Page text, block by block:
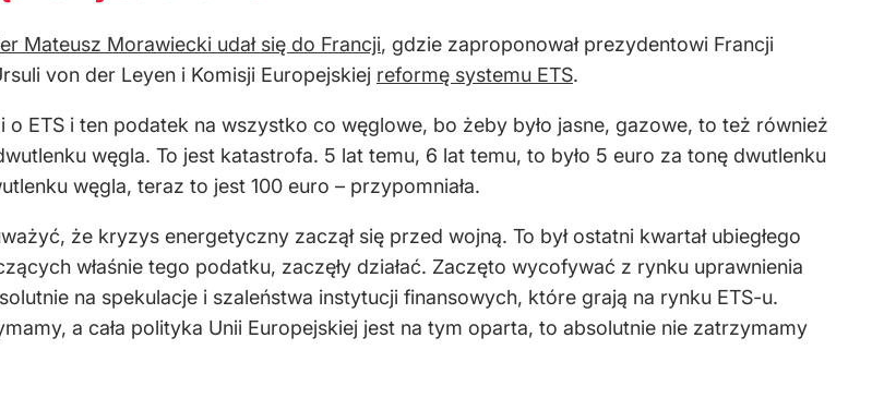
Mateusz Morawiecki udał się do Francji, gdzie zaproponował prezydentowi Francji
von der Leyen i Komisji Europejskiej reformę systemu ETS.
ETS i ten podatek na wszystko co węglowe, bo żeby było jasne, gazowe, to też również
węgla. To jest katastrofa. 5 lat temu, 6 lat temu, to było 5 euro za tonę dwutlenku
węgla, teraz to jest 100 euro – przypomniała.
że kryzys energetyczny zaczął się przed wojną. To był ostatni kwartał ubiegłego
właśnie tego podatku, zaczęły działać. Zaczęto wycofywać z rynku uprawnienia
na spekulacje i szaleństwa instytucji finansowych, które grają na rynku ETS-u.
a cała polityka Unii Europejskiej jest na tym oparta, to absolutnie nie zatrzymamy